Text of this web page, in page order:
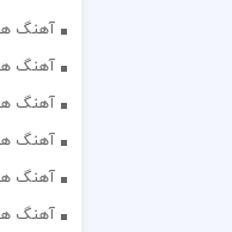
آهنگ
آهنگ
آهنگ
آهنگ
آهنگ
آهنگ